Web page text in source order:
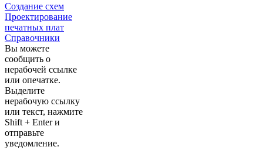
Создание схем
Проектирование
печатных плат
Справочники
Вы можете
сообщить о
нерабочей ссылке
или опечатке.
Выделите
нерабочую ссылку
или текст, нажмите
Shift + Enter и
отправьте
уведомление.